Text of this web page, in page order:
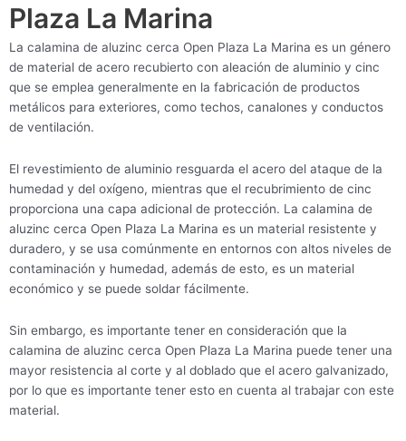
Plaza La Marina
La calamina de aluzinc cerca Open Plaza La Marina es un género
de material de acero recubierto con aleación de aluminio y cinc
que se emplea generalmente en la fabricación de productos
metálicos para exteriores, como techos, canalones y conductos
de ventilación.
El revestimiento de aluminio resguarda el acero del ataque de la
humedad y del oxígeno, mientras que el recubrimiento de cinc
proporciona una capa adicional de protección. La calamina de
aluzinc cerca Open Plaza La Marina es un material resistente y
duradero, y se usa comúnmente en entornos con altos niveles de
contaminación y humedad, además de esto, es un material
económico y se puede soldar fácilmente.
Sin embargo, es importante tener en consideración que la
calamina de aluzinc cerca Open Plaza La Marina puede tener una
mayor resistencia al corte y al doblado que el acero galvanizado,
por lo que es importante tener esto en cuenta al trabajar con este
material.